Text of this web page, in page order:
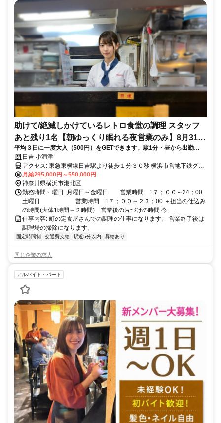
助けて/絶滅しかけているレトロ食堂の調理 スタッフ
あと残り1名【朝ゆっくり眠れる夜営業のみ】8月31日
締切 決まり次第掲載終了 調理師・シェフ
平均３日に一度大入（500円）をGETできます。駅1分・昼から出勤
OK・厨房内冷房有・髪型 髪色自由・各種保険有・職場の平均年齢
（24.5才）・日定休
日吉 小満津
アクセス: 東急東横線日吉駅より徒歩１分３０秒 横浜市営地下鉄グリ
ーンライン日吉駅より徒歩３分（改札から） 東急東横線・目黒線・
東急新横浜線・東京メトロ南北線・都営三田線・相鉄線・埼玉高速鉄
道・東武東上線・西武池袋線が一応直結しています。 横浜市営地下
鉄 グリーンライン・ブルーラインも直結しています。
月給295,000円～550,000円
神奈川県横浜市港北区
勤務時間・曜日: 月曜日～金曜日 営業時間 1７；００～24；00
土曜日 営業時間 1７；００～２３；00 ＋担当の仕込み
の時間(大体1時間～２時間) 営業後の片づけの時間 今、...
仕事内容: 町の定食屋さんでの調理の仕事になります。 営業終了後は
調理場の掃除になります。
固定時間制 交通費支給 駅近5分以内 昇給あり
同じ企業の求人
アルバイト・パート